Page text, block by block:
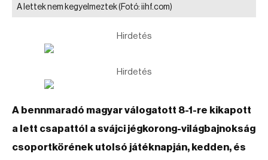
A lettek nem kegyelmeztek(Fotó: iihf.com)
Hirdetés
Hirdetés
A bennmaradó magyar válogatott 8-1-re kikapott
a lett csapattól a svájci jégkorong-világbajnokság
csoportkörének utolsó játéknapján, kedden, és